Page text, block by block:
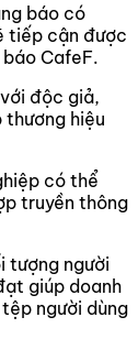
báo có
tiếp cận được
CafeF.
độc giả,
hiệu
có thể
truyền thông
tượng người
giúp doanh
người dùng